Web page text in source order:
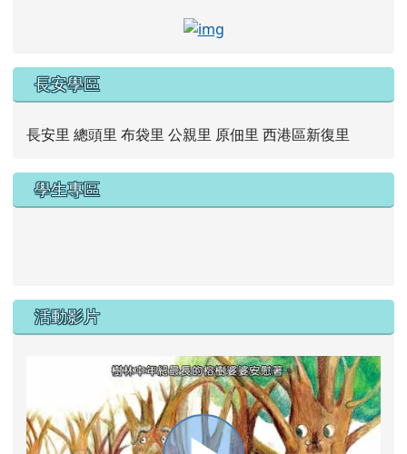
link to https://
長安學區
長安里 總頭里 布袋里 公親里 原佃里 西港區新復里
學生專區
活動影片